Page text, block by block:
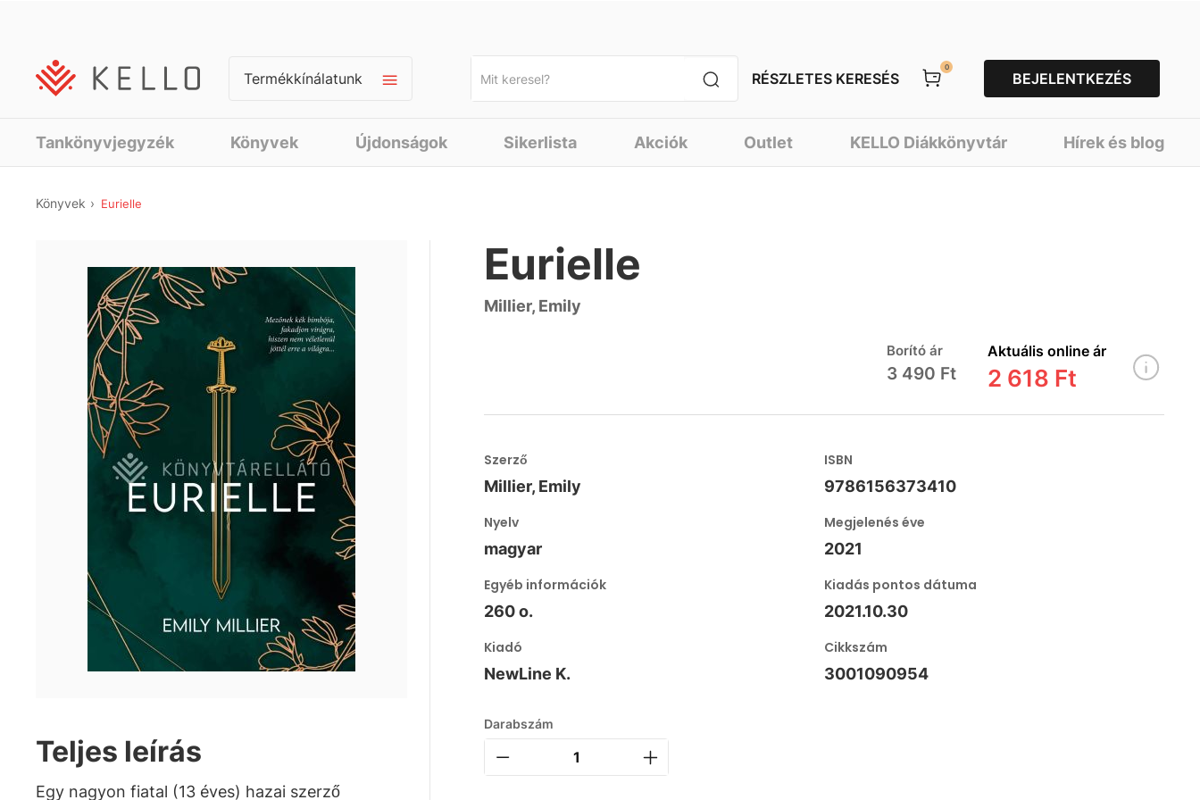
Termékkínálatunk RÉSZLETES KERESÉS
0
BEJELENTKEZÉS
Tankönyvjegyzék Könyvek Újdonságok Sikerlista Akciók Outlet KELLO Diákkönyvtár Hírek és blog
Könyvek Eurielle
Teljes leírás
Egy nagyon fiatal (13 éves) hazai szerző
Eurielle
Millier, Emily
Borító ár
3 490 Ft
Aktuális online ár
2 618 Ft
Szerző
Millier, Emily
ISBN
9786156373410
Nyelv
magyar
Megjelenés éve
2021
Egyéb információk
260 o.
Kiadás pontos dátuma
2021.10.30
Kiadó
NewLine K.
Cikkszám
3001090954
Darabszám